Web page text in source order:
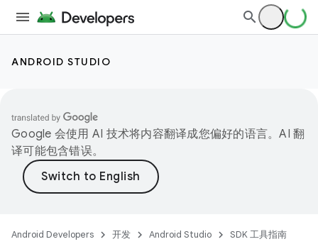
ANDROID STUDIO
Google 会使用 AI 技术将内容翻译成您偏好的语言。AI 翻
译可能包含错误。
Android Developers 开发 Android Studio SDK 工具指南